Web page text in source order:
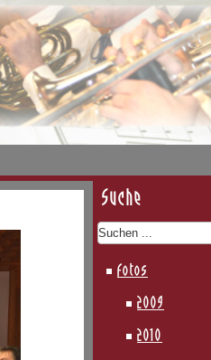
Suche
Fotos
2009
2010